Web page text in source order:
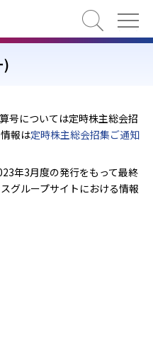
検索
)
号については定時株主総会招
報は定時株主総会招集ご通知
年3月度の発行をもって最終
グループサイトにおける情報